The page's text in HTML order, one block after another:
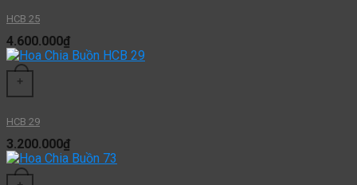
HCB 25
4.600.000₫
+
HCB 29
3.200.000₫